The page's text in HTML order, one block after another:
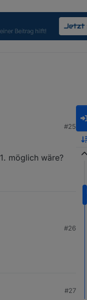
#25
möglich wäre?
#26
#27